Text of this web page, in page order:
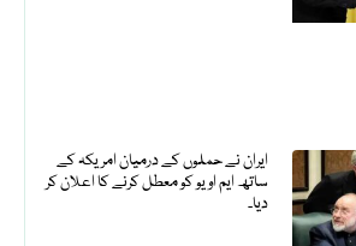
ایران نے حملوں کے درمیان امریکہ کے
ساتھ ایم او یو کو معطل کرنے کا اعلان کر
دیا۔